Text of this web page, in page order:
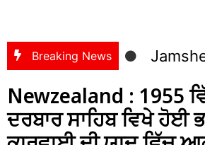
Breaking NewsJamshedpur/
Newzealand : 1955
ਦਰਬਾਰ ਸਾਹਿਬ ਵਿਖੇ ਹੋਈ